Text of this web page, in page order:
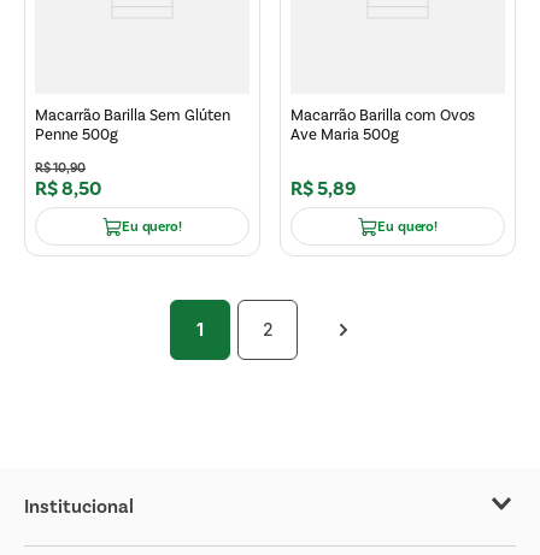
Macarrão Barilla Sem Glúten
Penne 500g
R$10,90
R$8,50
Eu quero!
Macarrão Barilla com Ovos
Ave Maria 500g
R$5,89
Eu quero!
1 2
Institucional
Sobre o Covabra